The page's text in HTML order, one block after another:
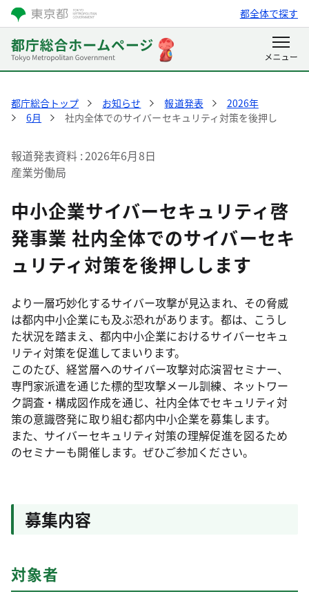
都全体で探す
都庁総合トップ お知らせ 報道発表
2026年
6月
社内全体でのサイバーセキュリティ対策を後押し
報道発表資料 2026年6月8日
産業労働局
中小企業サイバーセキュリティ啓
発事業 社内全体でのサイバーセキ
ュリティ対策を後押しします
より一層巧妙化するサイバー攻撃が見込まれ、その脅威
は都内中小企業にも及ぶ恐れがあります。都は、こうし
た状況を踏まえ、都内中小企業におけるサイバーセキュ
リティ対策を促進してまいります。
このたび、経営層へのサイバー攻撃対応演習セミナー、
専門家派遣を通じた標的型攻撃メール訓練、ネットワー
ク調査・構成図作成を通じ、社内全体でセキュリティ対
策の意識啓発に取り組む都内中小企業を募集します。
また、サイバーセキュリティ対策の理解促進を図るため
のセミナーも開催します。ぜひご参加ください。
募集内容
対象者